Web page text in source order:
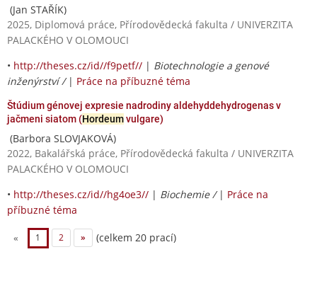
(Jan STAŘÍK)
2025, Diplomová práce, Přírodovědecká fakulta / UNIVERZITA
PALACKÉHO V OLOMOUCI
• http://theses.cz/id//f9petf// | Biotechnologie a genové
inženýrství / | Práce na příbuzné téma
Štúdium génovej expresie nadrodiny aldehyddehydrogenas v
jačmeni siatom (Hordeumvulgare)
(Barbora SLOVJAKOVÁ)
2022, Bakalářská práce, Přírodovědecká fakulta / UNIVERZITA
PALACKÉHO V OLOMOUCI
• http://theses.cz/id//hg4oe3// | Biochemie / | Práce na
příbuzné téma
« 1 2 » (celkem 20 prací)